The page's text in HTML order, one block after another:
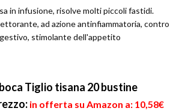
in infusione, risolve molti piccoli fastidi.
ad azione antinfiammatoria, contro
stimolante dell'appetito
Tiglio tisana 20 bustine
in offerta su Amazon a: 10,58€